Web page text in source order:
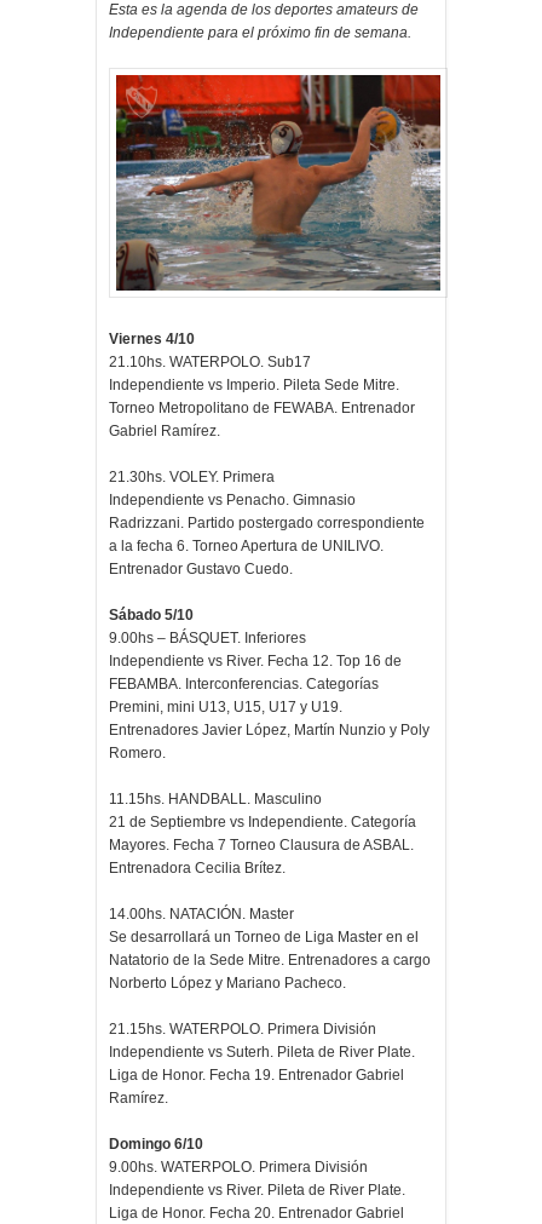
Esta es la agenda de los deportes amateurs de
Independiente para el próximo fin de semana.
Viernes 4/10
21.10hs. WATERPOLO. Sub17
Independiente vs Imperio. Pileta Sede Mitre.
Torneo Metropolitano de FEWABA. Entrenador
Gabriel Ramírez.
21.30hs. VOLEY. Primera
Independiente vs Penacho. Gimnasio
Radrizzani. Partido postergado correspondiente
a la fecha 6. Torneo Apertura de UNILIVO.
Entrenador Gustavo Cuedo.
Sábado 5/10
9.00hs – BÁSQUET. Inferiores
Independiente vs River. Fecha 12. Top 16 de
FEBAMBA. Interconferencias. Categorías
Premini, mini U13, U15, U17 y U19.
Entrenadores Javier López, Martín Nunzio y Poly
Romero.
11.15hs. HANDBALL. Masculino
21 de Septiembre vs Independiente. Categoría
Mayores. Fecha 7 Torneo Clausura de ASBAL.
Entrenadora Cecilia Brítez.
14.00hs. NATACIÓN. Master
Se desarrollará un Torneo de Liga Master en el
Natatorio de la Sede Mitre. Entrenadores a cargo
Norberto López y Mariano Pacheco.
21.15hs. WATERPOLO. Primera División
Independiente vs Suterh. Pileta de River Plate.
Liga de Honor. Fecha 19. Entrenador Gabriel
Ramírez.
Domingo 6/10
9.00hs. WATERPOLO. Primera División
Independiente vs River. Pileta de River Plate.
Liga de Honor. Fecha 20. Entrenador Gabriel